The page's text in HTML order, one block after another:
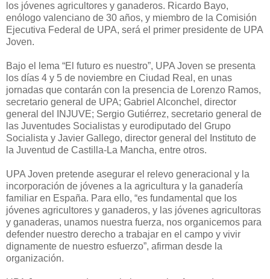
los jóvenes agricultores y ganaderos. Ricardo Bayo,
enólogo valenciano de 30 años, y miembro de la Comisión
Ejecutiva Federal de UPA, será el primer presidente de UPA
Joven.
Bajo el lema “El futuro es nuestro”, UPA Joven se presenta
los días 4 y 5 de noviembre en Ciudad Real, en unas
jornadas que contarán con la presencia de Lorenzo Ramos,
secretario general de UPA; Gabriel Alconchel, director
general del INJUVE; Sergio Gutiérrez, secretario general de
las Juventudes Socialistas y eurodiputado del Grupo
Socialista y Javier Gallego, director general del Instituto de
la Juventud de Castilla-La Mancha, entre otros.
UPA Joven pretende asegurar el relevo generacional y la
incorporación de jóvenes a la agricultura y la ganadería
familiar en España. Para ello, “es fundamental que los
jóvenes agricultores y ganaderos, y las jóvenes agricultoras
y ganaderas, unamos nuestra fuerza, nos organicemos para
defender nuestro derecho a trabajar en el campo y vivir
dignamente de nuestro esfuerzo”, afirman desde la
organización.